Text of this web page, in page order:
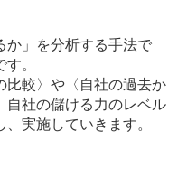
」を分析する手法で
す。
較〉や〈自社の過去か
自社の儲ける力のレベル
実施していきます。